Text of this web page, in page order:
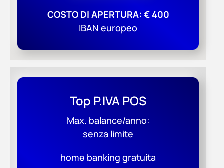
COSTO DI APERTURA: € 400
IBAN europeo
Top P.IVA POS
Max. balance/anno:
senza limite
home banking gratuita